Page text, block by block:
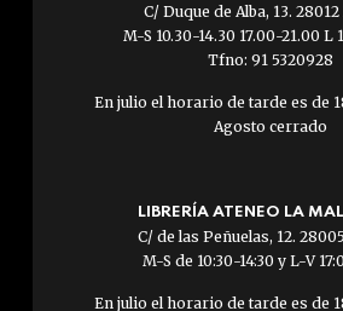
C/ Duque de Alba, 13.
M-S 10.30-14.30 17.00-21.00 L
Tfno: 91 5320928
En julio el horario de tarde es de
Agosto cerrado
LIBRERÍA ATENEO LA
C/ de las Peñuelas, 12.
M-S de 10:30-14:30 y L-V
En julio el horario de tarde es de